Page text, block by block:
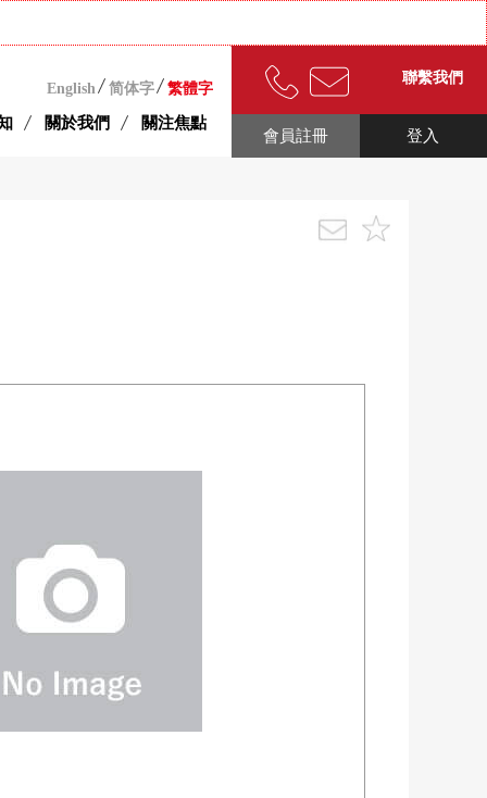
English 简体字 繁體字
關於我們 關注焦點
聯繫我們
登入
會員註冊